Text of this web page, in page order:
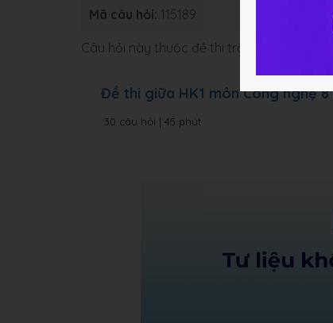
Mã câu hỏi: 115189 Loại
Câu hỏi này thuộc đề thi trắc nghiệm
Đề thi giữa HK1 môn Công nghệ
30 câu hỏi | 45 phút